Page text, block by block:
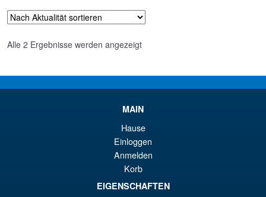
Alle 2 Ergebnisse werden angezeigtNach
MAIN
Hause
Einloggen
Anmelden
Korb
EIGENSCHAFTEN